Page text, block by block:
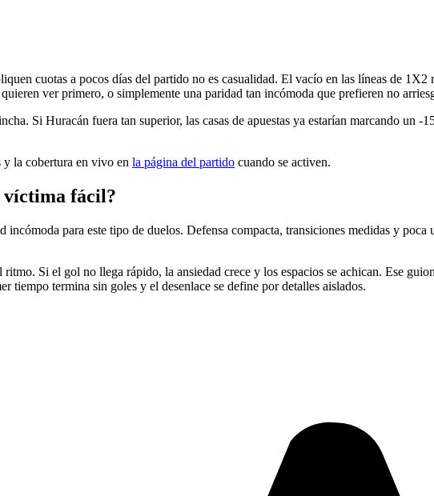
cuotas a pocos días del partido no es casualidad. El vacío en las líneas de
ver primero, o simplemente una paridad tan incómoda que prefieren no
Si Huracán fuera tan superior, las casas de apuestas ya estarían marcando un
y la cobertura en vivo en la página del partido cuando se activen.
víctima fácil?
para este tipo de duelos. Defensa compacta, transiciones medidas y
Si el gol no llega rápido, la ansiedad crece y los espacios se achican. Ese
tiempo termina sin goles y el desenlace se define por detalles aislados.